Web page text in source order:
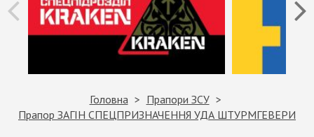
Головна
Прапори ЗСУ
Прапор ЗАГІН СПЕЦПРИЗНАЧЕННЯ УДА ШТУРМГЕВЕРИ